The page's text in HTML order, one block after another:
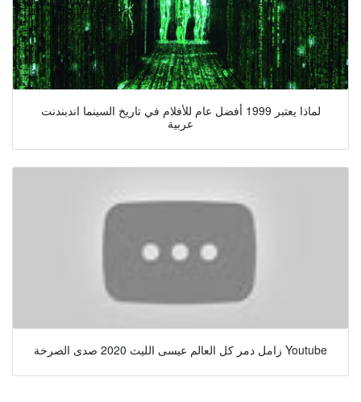
لماذا يعتبر 1999 أفضل عام للأفلام في تاريخ السينما اندبندنت
عربية
زامل دمر كل العالم عيسى الليث 2020 صدى الصرخة Youtube